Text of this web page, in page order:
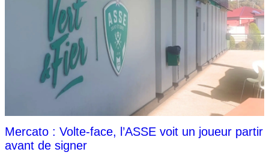
Mercato : Volte-face, l’ASSE voit un joueur partir
avant de signer